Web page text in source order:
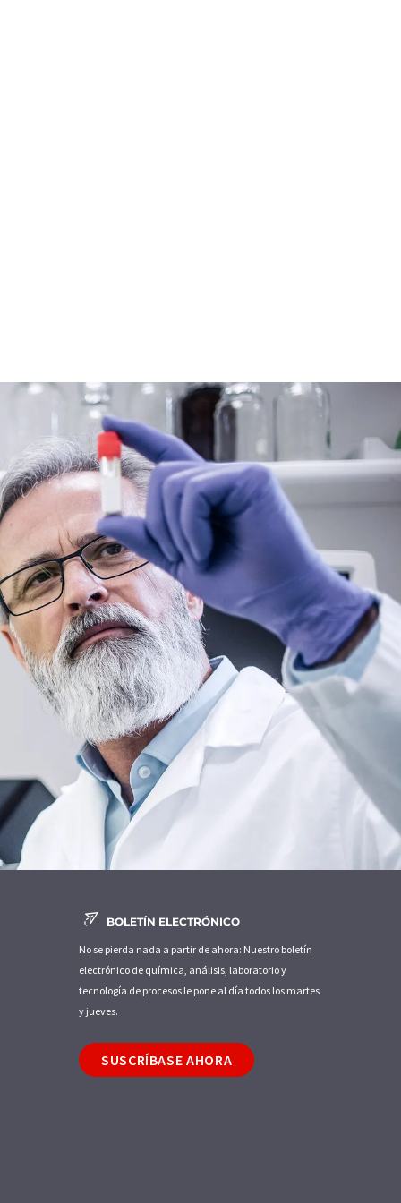
BOLETÍN ELECTRÓNICO
No se pierda nada a partir de ahora: Nuestro boletín
electrónico de química, análisis, laboratorio y
tecnología de procesos le pone al día todos los martes
y jueves.
SUSCRÍBASE AHORA